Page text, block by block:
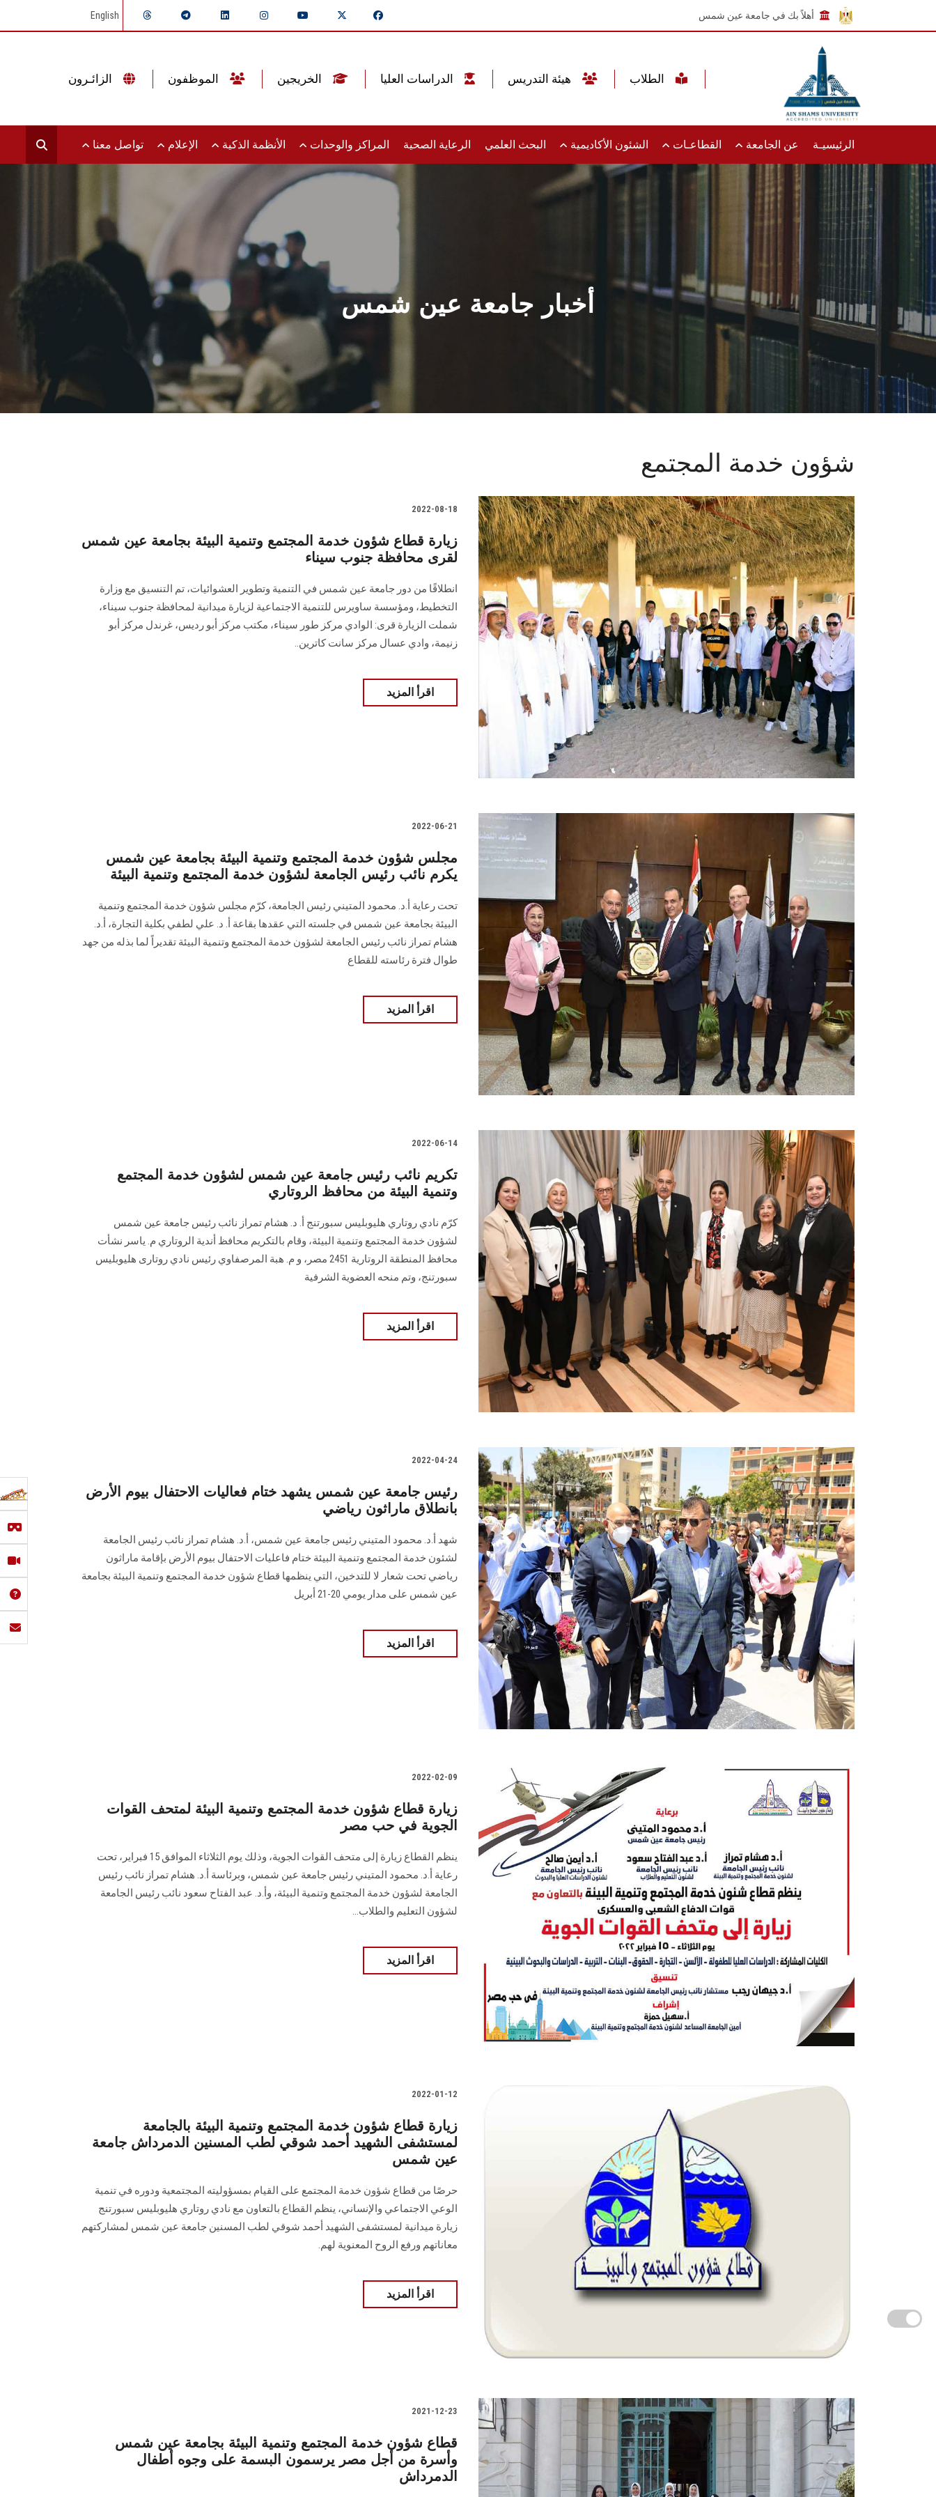
أهلاً بك في جامعة عين شمس English
الرئيسيـة عن الجامعة القطاعـات الشئون الأكاديمية البحث العلمي الرعاية الصحية المراكز والوحدات الأنظمة الذكية الإعلام تواصل معنا
أخبار جامعة عين شمس
شؤون خدمة المجتمع
2022-08-18
زيارة قطاع شؤون خدمة المجتمع وتنمية البيئة بجامعة عين شمس
لقرى محافظة جنوب سيناء
انطلاقًا من دور جامعة عين شمس في التنمية وتطوير العشوائيات، تم التنسيق مع وزارة
التخطيط، ومؤسسة ساويرس للتنمية الاجتماعية لزيارة ميدانية لمحافظة جنوب سيناء،
شملت الزيارة قرى: الوادي مركز طور سيناء، مكتب مركز أبو رديس، غرندل مركز أبو
زنيمة، وادي عسال مركز سانت كاترين..
اقرأ المزيد
2022-06-21
مجلس شؤون خدمة المجتمع وتنمية البيئة بجامعة عين شمس
يكرم نائب رئيس الجامعة لشؤون خدمة المجتمع وتنمية البيئة
تحت رعاية أ.د. محمود المتيني رئيس الجامعة، كرّم مجلس شؤون خدمة المجتمع وتنمية
البيئة بجامعة عين شمس في جلسته التي عقدها بقاعة أ. د. علي لطفي بكلية التجارة، أ.د.
هشام تمراز نائب رئيس الجامعة لشؤون خدمة المجتمع وتنمية البيئة تقديراً لما بذله من جهد
طوال فترة رئاسته للقطاع
اقرأ المزيد
2022-06-14
تكريم نائب رئيس جامعة عين شمس لشؤون خدمة المجتمع
وتنمية البيئة من محافظ الروتاري
كرّم نادي روتاري هليوبليس سبورتنج أ. د. هشام تمراز نائب رئيس جامعة عين شمس
لشؤون خدمة المجتمع وتنمية البيئة، وقام بالتكريم محافظ أندية الروتاري م. ياسر نشأت
محافظ المنطقة الروتارية 2451 مصر، و م. هبة المرصفاوي رئيس نادي روتارى هليوبليس
سبورتنج، وتم منحه العضوية الشرفية
اقرأ المزيد
2022-04-24
رئيس جامعة عين شمس يشهد ختام فعاليات الاحتفال بيوم الأرض
بانطلاق ماراثون رياضي
شهد أ.د. محمود المتيني رئيس جامعة عين شمس، أ.د. هشام تمراز نائب رئيس الجامعة
لشئون خدمة المجتمع وتنمية البيئة ختام فاعليات الاحتفال بيوم الأرض بإقامة ماراثون
رياضي تحت شعار لا للتدخين، التي ينظمها قطاع شؤون خدمة المجتمع وتنمية البيئة بجامعة
عين شمس على مدار يومي 20-21 أبريل
اقرأ المزيد
2022-02-09
زيارة قطاع شؤون خدمة المجتمع وتنمية البيئة لمتحف القوات
الجوية في حب مصر
ينظم القطاع زيارة إلى متحف القوات الجوية، وذلك يوم الثلاثاء الموافق 15 فبراير، تحت
رعاية أ.د. محمود المتيني رئيس جامعة عين شمس، وبرئاسة أ.د. هشام تمراز نائب رئيس
الجامعة لشؤون خدمة المجتمع وتنمية البيئة، وأ.د. عبد الفتاح سعود نائب رئيس الجامعة
لشؤون التعليم والطلاب...
اقرأ المزيد
2022-01-12
زيارة قطاع شؤون خدمة المجتمع وتنمية البيئة بالجامعة
لمستشفى الشهيد أحمد شوقي لطب المسنين الدمرداش جامعة
عين شمس
حرصًا من قطاع شؤون خدمة المجتمع على القيام بمسؤوليته المجتمعية ودوره في تنمية
الوعي الاجتماعي والإنساني، ينظم القطاع بالتعاون مع نادي روتاري هليوبليس سبورتنج
زيارة ميدانية لمستشفى الشهيد أحمد شوقي لطب المسنين جامعة عين شمس لمشاركتهم
معاناتهم ورفع الروح المعنوية لهم.
اقرأ المزيد
2021-12-23
قطاع شؤون خدمة المجتمع وتنمية البيئة بجامعة عين شمس
وأسرة من أجل مصر يرسمون البسمة على وجوه أطفال
الدمرداش